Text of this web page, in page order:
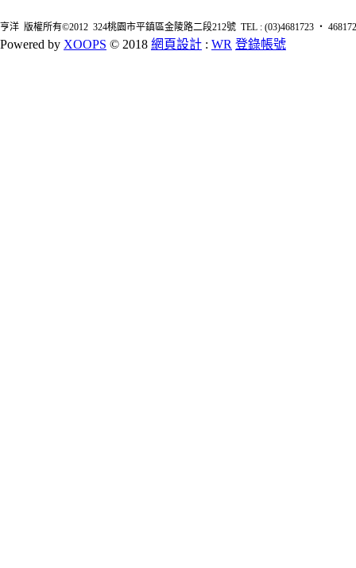
亨洋 版權所有©2012 324桃園市平鎮區金陵路二段212號 TEL : (03)4681723 ‧
Powered by XOOPS © 2018 網頁設計 : WR 登錄帳號